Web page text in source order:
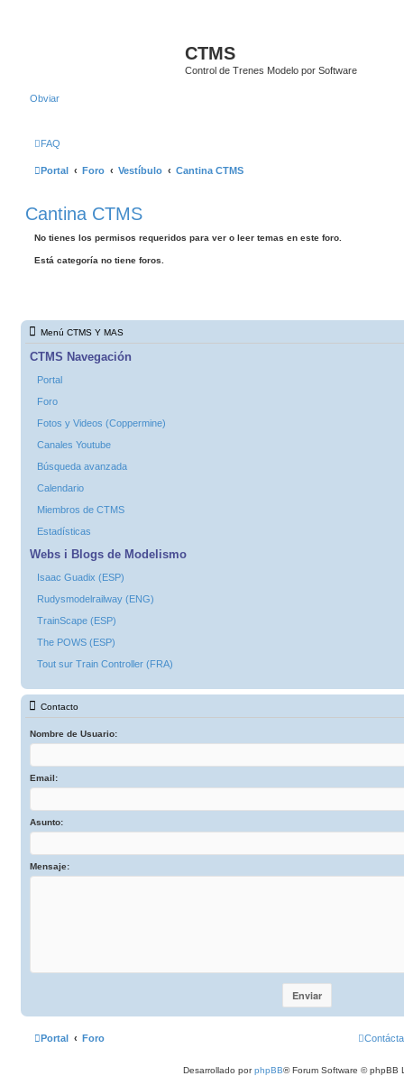
CTMS
Control de Trenes Modelo por Software
Obviar
FAQ
Portal Foro Vestíbulo Cantina CTMS
Cantina CTMS
No tienes los permisos requeridos para ver o leer temas en este foro.
Está categoría no tiene foros.
Menú CTMS Y MAS
CTMS Navegación
Portal
Foro
Fotos y Videos (Coppermine)
Canales Youtube
Búsqueda avanzada
Calendario
Miembros de CTMS
Estadísticas
Webs i Blogs de Modelismo
Isaac Guadix (ESP)
Rudysmodelrailway (ENG)
TrainScape (ESP)
The POWS (ESP)
Tout sur Train Controller (FRA)
Contacto
Nombre de Usuario:
Email:
Asunto:
Mensaje:
Portal Foro
Desarrollado porphpBB® Forum Software © phpBB